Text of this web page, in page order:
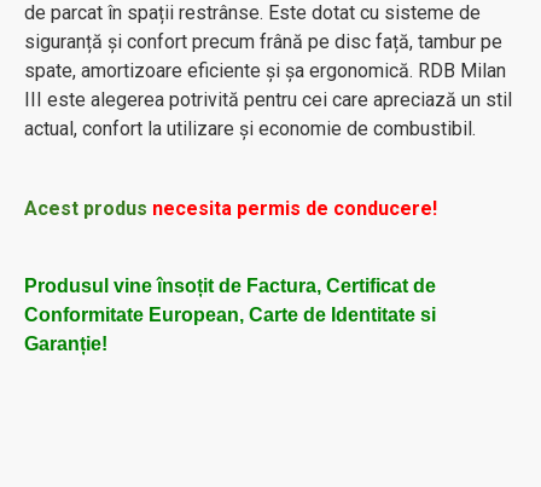
de parcat în spații restrânse. Este dotat cu sisteme de
siguranță și confort precum frână pe disc față, tambur pe
spate, amortizoare eficiente și șa ergonomică. RDB Milan
III este alegerea potrivită pentru cei care apreciază un stil
actual, confort la utilizare și economie de combustibil.
Acest produs necesita permis de conducere!
Produsul vine însoțit de Factura, Certificat de
Conformitate European, Carte de Identitate si
Garanție!